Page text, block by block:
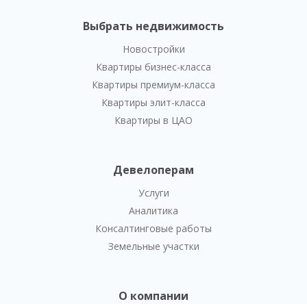
Выбрать недвижимость
Новостройки
Квартиры бизнес-класса
Квартиры премиум-класса
Квартиры элит-класса
Квартиры в ЦАО
Девелоперам
Услуги
Аналитика
Консалтинговые работы
Земельные участки
О компании